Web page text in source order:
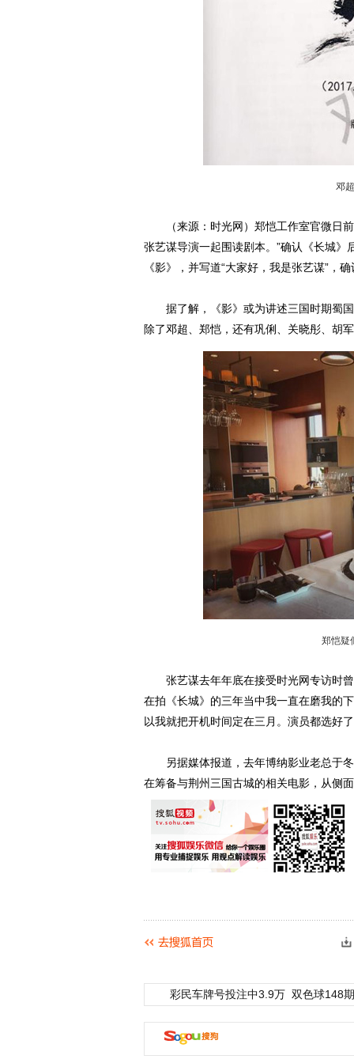
邓
（来源：时光网）郑恺工作室官微日前
张艺谋导演一起围读剧本。”确认《长城》
《影》，并写道“大家好，我是张艺谋”，
据了解，《影》或为讲述三国时期蜀国
除了邓超、郑恺，还有巩俐、关晓彤、胡
郑恺疑
张艺谋去年年底在接受时光网专访时曾
在拍《长城》的三年当中我一直在磨我的
以我就把开机时间定在三月。演员都选好
另据媒体报道，去年博纳影业老总于冬
在筹备与荆州三国古城的相关电影，从侧
彩民车牌号投注中3.9万 双色球148